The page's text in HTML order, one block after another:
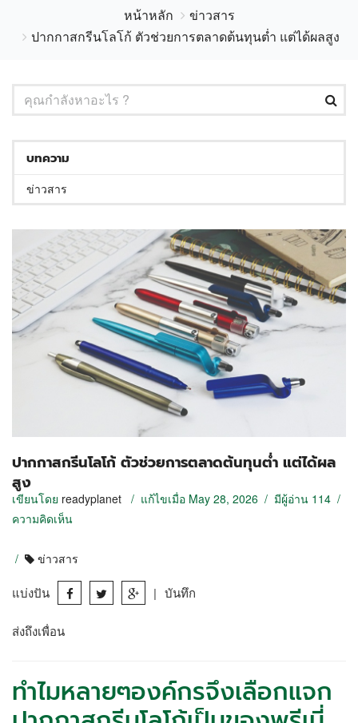
หน้าหลัก
ข่าวสาร
ปากกาสกรีนโลโก้ ตัวช่วยการตลาดต้นทุนต่ำ แต่ได้ผลสูง
บทความ
ข่าวสาร
ปากกาสกรีนโลโก้ ตัวช่วยการตลาดต้นทุนต่ำ แต่ได้ผล
สูง
เขียนโดย readyplanet / แก้ไขเมื่อ May 28, 2026 / มีผู้อ่าน 114 /
ความคิดเห็น
/ ข่าวสาร
แบ่งปัน | บันทึก
ส่งถึงเพื่อน
ทำไมหลายๆองค์กรจึงเลือกแจก